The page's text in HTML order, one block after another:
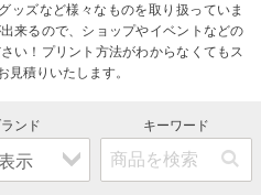
ッズなど様々なものを取り扱っていま
来るので、ショップやイベントなどの
い！プリント方法がわからなくてもス
見積りいたします。